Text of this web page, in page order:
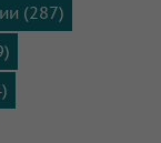
(287)